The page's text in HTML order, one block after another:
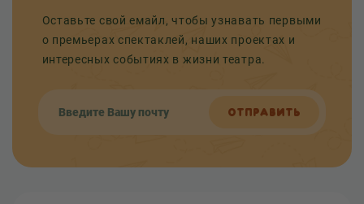
Оставьте свой емайл, чтобы узнавать первыми
о премьерах спектаклей, наших проектах и
интересных событиях в жизни театра.
ОТПРАВИТЬ